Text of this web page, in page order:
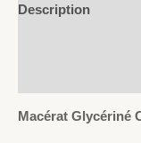
Description
Macérat Glycériné